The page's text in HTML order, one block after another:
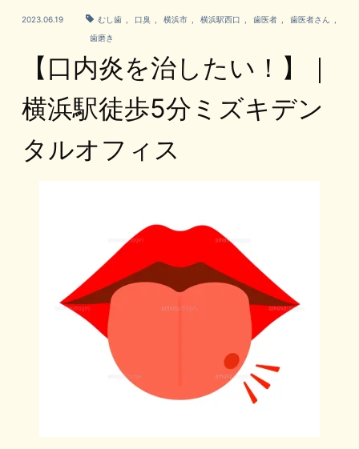
2023.06.19 むし歯 口臭 横浜市 横浜駅西口 歯医者 歯医者さん
歯磨き
【口内炎を治したい！】｜
横浜駅徒歩5分ミズキデン
タルオフィス